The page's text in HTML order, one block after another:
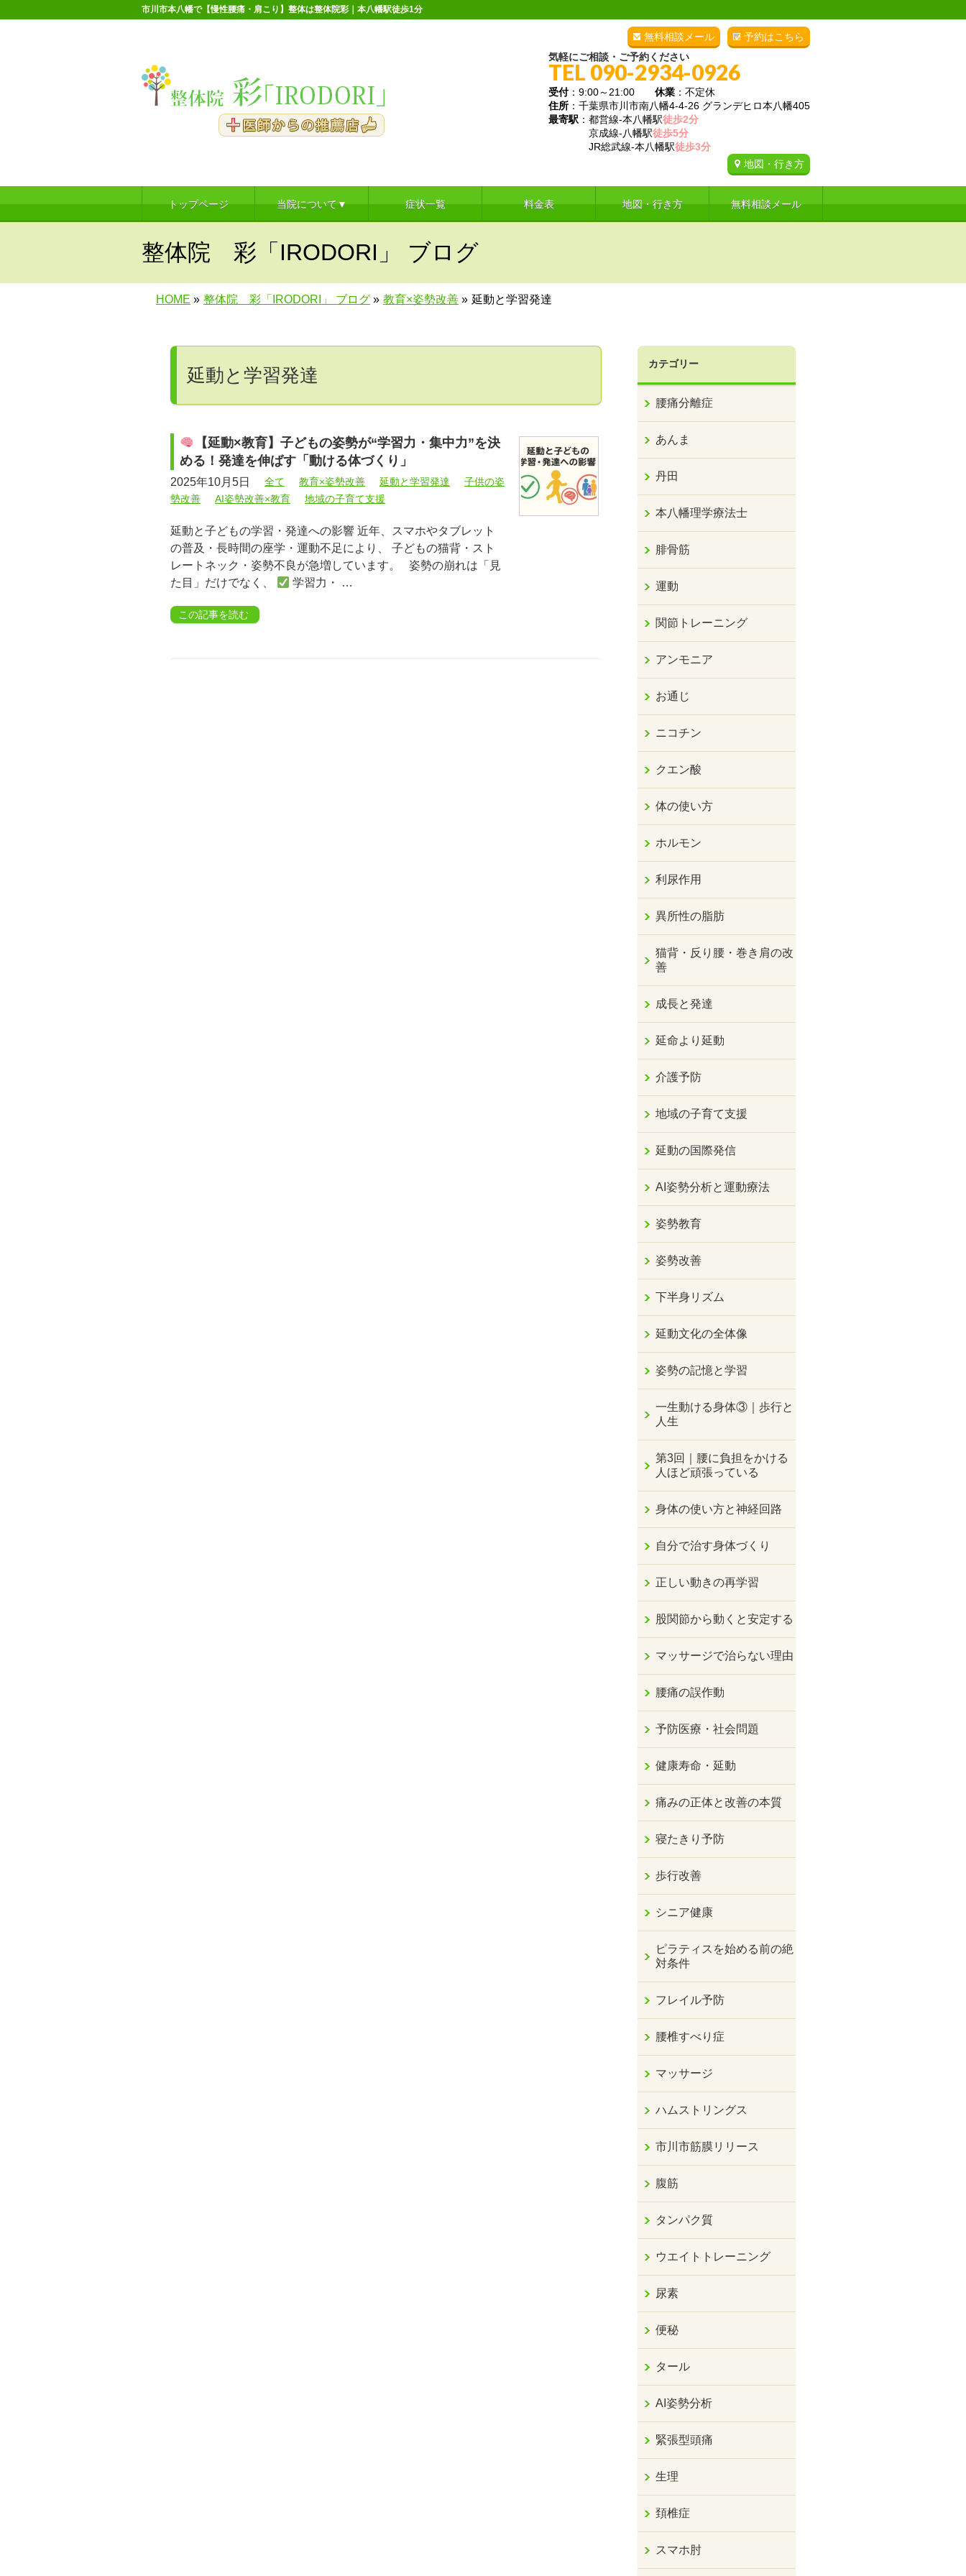
市川市本八幡で【慢性腰痛・肩こり】整体は整体院彩｜本八幡駅徒歩1分
予約はこちら
無料相談メール
気軽にご相談・ご予約ください
TEL 090-2934-0926
受付：9:00～21:00 休業 ：不定休
住所 ：千葉県市川市南八幡4-4-26 グランデヒロ本八幡405
最寄駅 ：都営線-本八幡駅徒歩2分
京成線-八幡駅徒歩5分
JR総武線-本八幡駅徒歩3分
地図・行き方
トップページ 当院について▼ 症状一覧 料金表 地図・行き方 無料相談メール
整体院 彩「IRODORI」 ブログ
HOME » 整体院 彩「IRODORI」 ブログ » 教育×姿勢改善 » 延動と学習発達
延動と学習発達
【延動×教育】子どもの姿勢が“学習力・集中力”を決
める！発達を伸ばす「動ける体づくり」
2025年10月5日 全て 教育×姿勢改善 延動と学習発達
子供の姿
勢改善
AI姿勢改善×教育 地域の子育て支援
延動と子どもの学習・発達への影響 近年、スマホやタブレット
の普及・長時間の座学・運動不足により、 子どもの猫背・スト
レートネック・姿勢不良が急増しています。 姿勢の崩れは「見
た目」だけでなく、
学習力・ …
この記事を読む
カテゴリー
腰痛分離症
あんま
丹田
本八幡理学療法士
腓骨筋
運動
関節トレーニング
アンモニア
お通じ
ニコチン
クエン酸
体の使い方
ホルモン
利尿作用
異所性の脂肪
猫背・反り腰・巻き肩の改
善
成長と発達
延命より延動
介護予防
地域の子育て支援
延動の国際発信
AI姿勢分析と運動療法
姿勢教育
姿勢改善
下半身リズム
延動文化の全体像
姿勢の記憶と学習
一生動ける身体③｜歩行と
人生
第3回｜腰に負担をかける
人ほど頑張っている
身体の使い方と神経回路
自分で治す身体づくり
正しい動きの再学習
股関節から動くと安定する
マッサージで治らない理由
腰痛の誤作動
予防医療・社会問題
健康寿命・延動
痛みの正体と改善の本質
寝たきり予防
歩行改善
シニア健康
ピラティスを始める前の絶
対条件
フレイル予防
腰椎すべり症
マッサージ
ハムストリングス
市川市筋膜リリース
腹筋
タンパク質
ウエイトトレーニング
尿素
便秘
タール
AI姿勢分析
緊張型頭痛
生理
頚椎症
スマホ肘